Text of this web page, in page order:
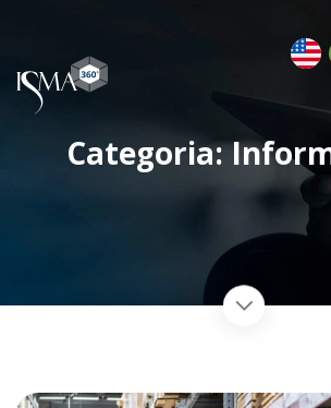
Categoria: